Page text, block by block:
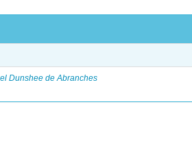
Dunshee de Abranches